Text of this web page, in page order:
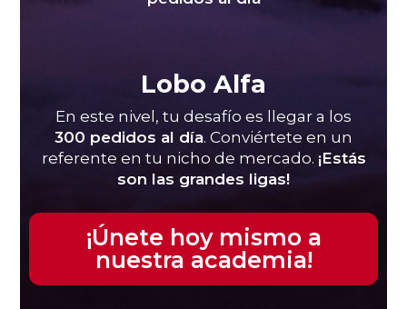
Lobo Alfa
En este nivel, tu desafío es llegar a los
300 pedidos al día. Conviértete en un
referente en tu nicho de mercado. ¡Estás
son las grandes ligas!
¡Únete hoy mismo a
nuestra academia!